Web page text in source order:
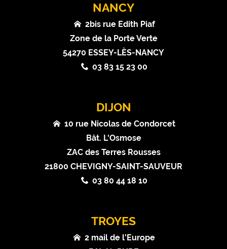
NANCY
2bis rue Edith Piaf
Zone de la Porte Verte
54270 ESSEY-LÈS-NANCY
03 83 15 23 00
DIJON
10 rue Nicolas de Condorcet
Bât. L'Osmose
ZAC des Terres Rousses
21800 CHEVIGNY-SAINT-SAUVEUR
03 80 44 18 10
TROYES
2 mail de l'Europe